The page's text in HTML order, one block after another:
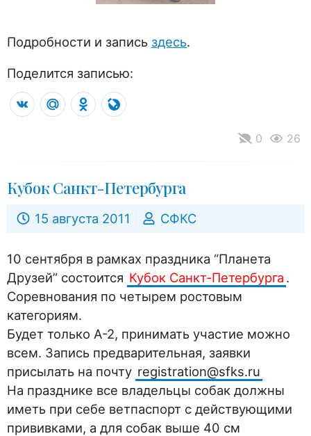
Подробности и запись здесь.
Поделится записью:
VK Mail.RuOdnoklassniki
0 26
Кубок Санкт-Петербурга
15 августа 2011 СФКС
10 сентября в рамках праздника “Планета
Друзей” состоится Кубок Санкт-Петербурга .
Соревнования по четырем ростовым
категориям.
Будет только А-2, принимать участие можно
всем. Запись предварительная, заявки
присылать на почту registration@sfks.ru
На празднике все владельцы собак должны
иметь при себе ветпаспорт с действующими
прививками, а для собак выше 40 см